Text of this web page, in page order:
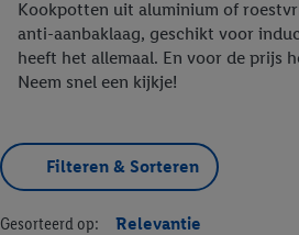
Kookpotten uit aluminium of
anti-aanbaklaag, geschikt voor
heeft het allemaal. En voor de prijs
Neem snel een kijkje!
Filteren & Sorteren
Gesorteerd op: Relevantie